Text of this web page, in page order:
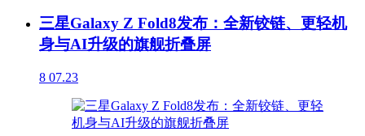
三星Galaxy Z Fold8发布：全新铰链、更轻机
身与AI升级的旗舰折叠屏
8 07.23